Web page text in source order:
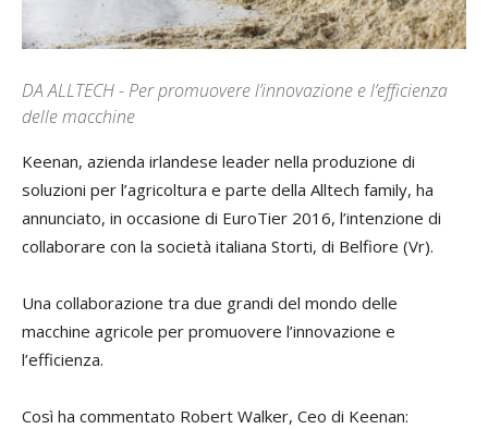
DA ALLTECH - Per promuovere l’innovazione e l’efficienza
delle macchine
Keenan, azienda irlandese leader nella produzione di
soluzioni per l’agricoltura e parte della Alltech family, ha
annunciato, in occasione di EuroTier 2016, l’intenzione di
collaborare con la società italiana Storti, di Belfiore (Vr).
Una collaborazione tra due grandi del mondo delle
macchine agricole per promuovere l’innovazione e
l’efficienza.
Così ha commentato Robert Walker, Ceo di Keenan: